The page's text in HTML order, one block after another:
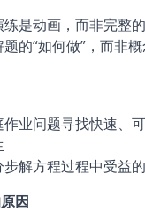
练是动画，而非完整
的“如何做”，而非
作业问题寻找快速、
解方程过程中受益
因